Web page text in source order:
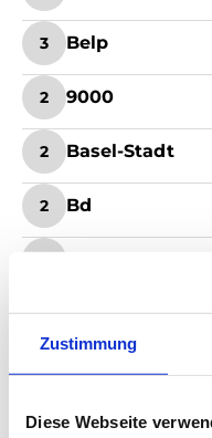
Zustimmung
Diese Webseite
3 Belp
2 9000
2 Basel-Stadt
2 Bd
2 Dielsdorf
2 Graubünden
2 Gruyères